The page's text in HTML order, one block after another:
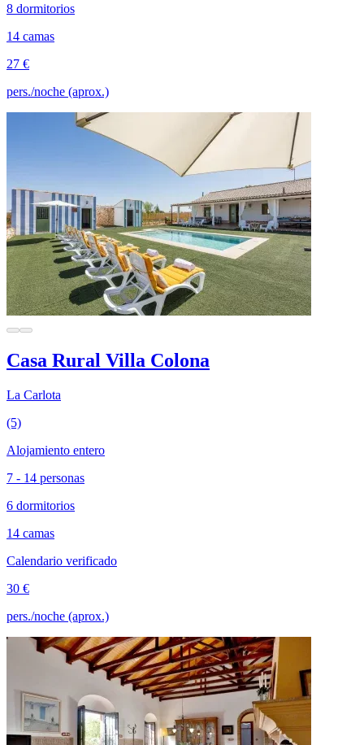
8 dormitorios
14 camas
27 €
pers./noche (aprox.)
Casa Rural Villa Colona
La Carlota
(5)
Alojamiento entero
7 - 14 personas
6 dormitorios
14 camas
Calendario verificado
30 €
pers./noche (aprox.)